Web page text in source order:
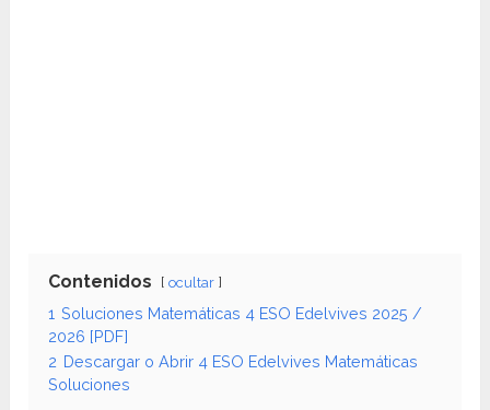
Contenidos ocultar
1 Soluciones Matemáticas 4 ESO Edelvives 2025 /
2026 [PDF]
2 Descargar o Abrir 4 ESO Edelvives Matemáticas
Soluciones